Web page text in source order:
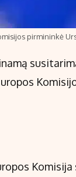
pirmininkė